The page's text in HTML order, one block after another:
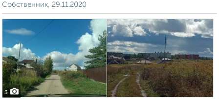
Собственник, 29.11.2020
3